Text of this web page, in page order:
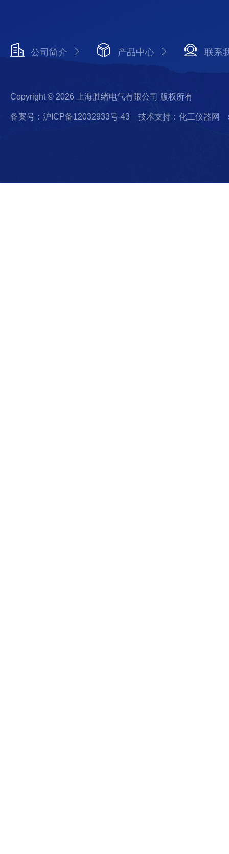
公司简介 产品中心 联系
Copyright © 2026 上海胜绪电气有限公司 版权所有
备案号：沪ICP备12032933号-43 技术支持：化工仪器网